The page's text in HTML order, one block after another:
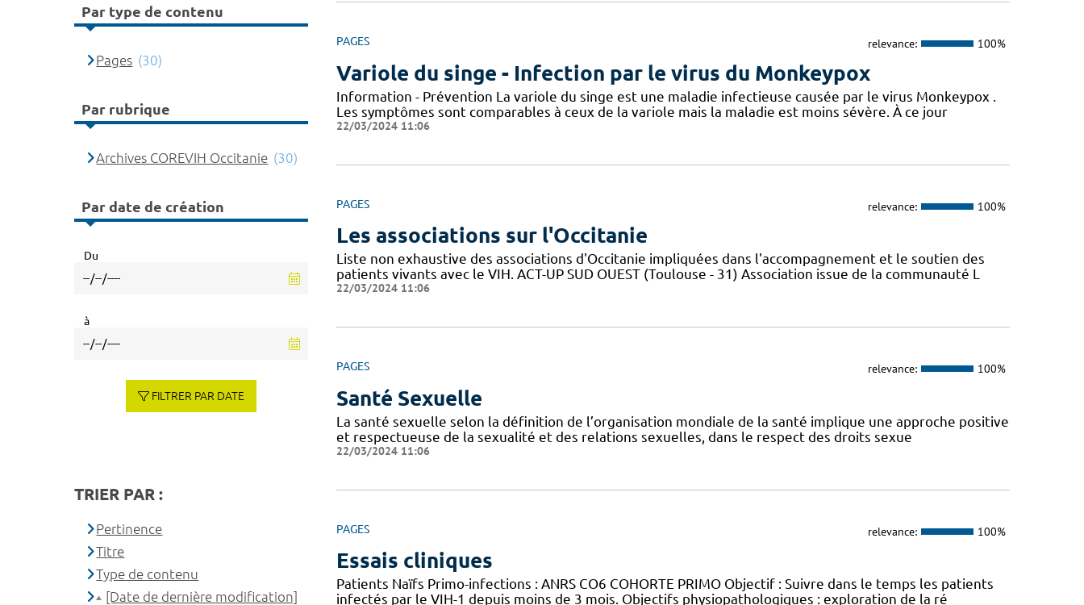
PAGES relevance: 100%
Variole du singe - Infection par le virus du Monkeypox
Information - Prévention La variole du singe est une maladie infectieuse causée par le virus Monkeypox .
Les symptômes sont comparables à ceux de la variole mais la maladie est moins sévère. À ce jour
22/03/2024 11:06
PAGES relevance: 100%
Les associations sur l'Occitanie
Liste non exhaustive des associations d'Occitanie impliquées dans l'accompagnement et le soutien des
patients vivants avec le VIH. ACT-UP SUD OUEST (Toulouse - 31) Association issue de la communauté L
22/03/2024 11:06
PAGES relevance: 100%
Santé Sexuelle
La santé sexuelle selon la définition de l’organisation mondiale de la santé implique une approche positive
et respectueuse de la sexualité et des relations sexuelles, dans le respect des droits sexue
22/03/2024 11:06
PAGES relevance: 100%
Essais cliniques
Patients Naïfs Primo-infections : ANRS CO6 COHORTE PRIMO Objectif : Suivre dans le temps les patients
infectés par le VIH-1 depuis moins de 3 mois. Objectifs physiopathologiques : exploration de la ré
Par type de contenu
Pages (30)
Par rubrique
Archives COREVIH Occitanie (30)
Par date de création
Du
à
FILTRER PAR DATE
TRIER PAR :
Pertinence
Titre
Type de contenu
[Date de dernière modification]